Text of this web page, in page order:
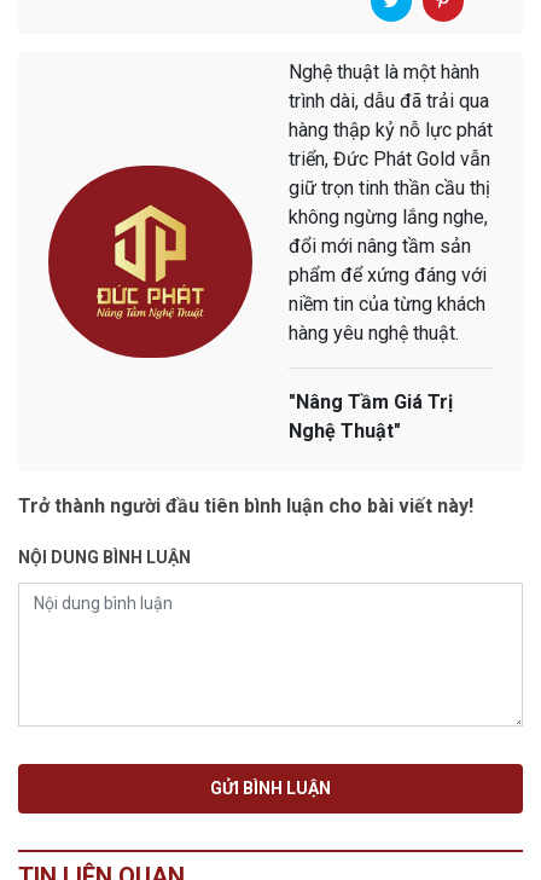
Nghệ thuật là một hành
trình dài, dẫu đã trải qua
hàng thập kỷ nỗ lực phát
triển, Đức Phát Gold vẫn
giữ trọn tinh thần cầu thị
không ngừng lắng nghe,
đổi mới nâng tầm sản
phẩm để xứng đáng với
niềm tin của từng khách
hàng yêu nghệ thuật.
"Nâng Tầm Giá Trị
Nghệ Thuật"
Trở thành người đầu tiên bình luận cho bài viết này!
NỘI DUNG BÌNH LUẬN